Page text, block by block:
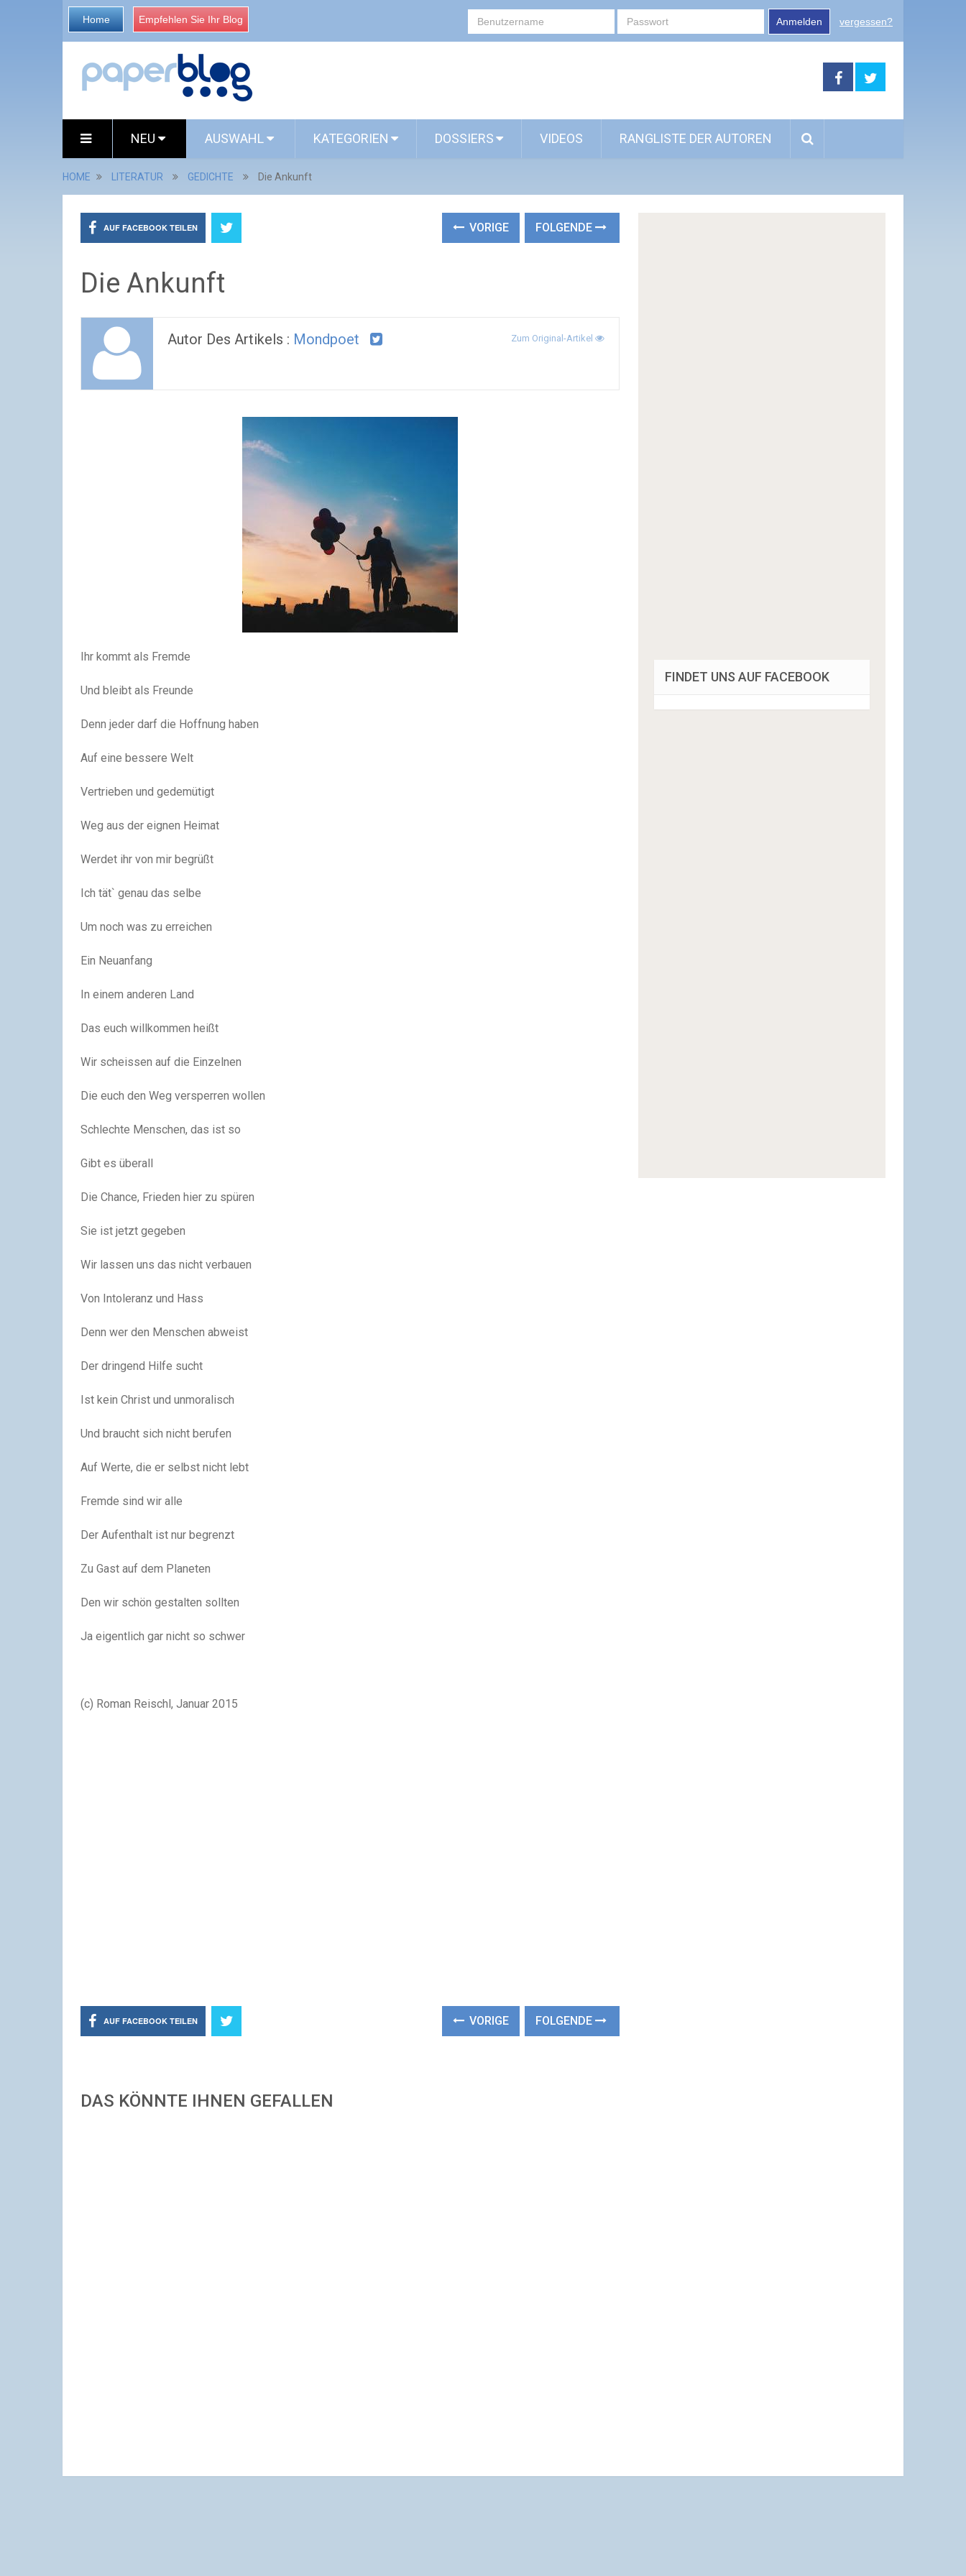
Home Empfehlen Sie Ihr Blog Anmelden vergessen?
NEU AUSWAHL KATEGORIEN DOSSIERS VIDEOS RANGLISTE DER AUTOREN
HOME LITERATUR GEDICHTE Die Ankunft
AUF FACEBOOK TEILEN VORIGE FOLGENDE
Die Ankunft
Autor Des Artikels : Mondpoet Zum Original-Artikel
Ihr kommt als Fremde
Und bleibt als Freunde
Denn jeder darf die Hoffnung haben
Auf eine bessere Welt
Vertrieben und gedemütigt
Weg aus der eignen Heimat
Werdet ihr von mir begrüßt
Ich tät` genau das selbe
Um noch was zu erreichen
Ein Neuanfang
In einem anderen Land
Das euch willkommen heißt
Wir scheissen auf die Einzelnen
Die euch den Weg versperren wollen
Schlechte Menschen, das ist so
Gibt es überall
Die Chance, Frieden hier zu spüren
Sie ist jetzt gegeben
Wir lassen uns das nicht verbauen
Von Intoleranz und Hass
Denn wer den Menschen abweist
Der dringend Hilfe sucht
Ist kein Christ und unmoralisch
Und braucht sich nicht berufen
Auf Werte, die er selbst nicht lebt
Fremde sind wir alle
Der Aufenthalt ist nur begrenzt
Zu Gast auf dem Planeten
Den wir schön gestalten sollten
Ja eigentlich gar nicht so schwer
(c) Roman Reischl, Januar 2015
AUF FACEBOOK TEILEN VORIGE FOLGENDE
DAS KÖNNTE IHNEN GEFALLEN
FINDET UNS AUF FACEBOOK